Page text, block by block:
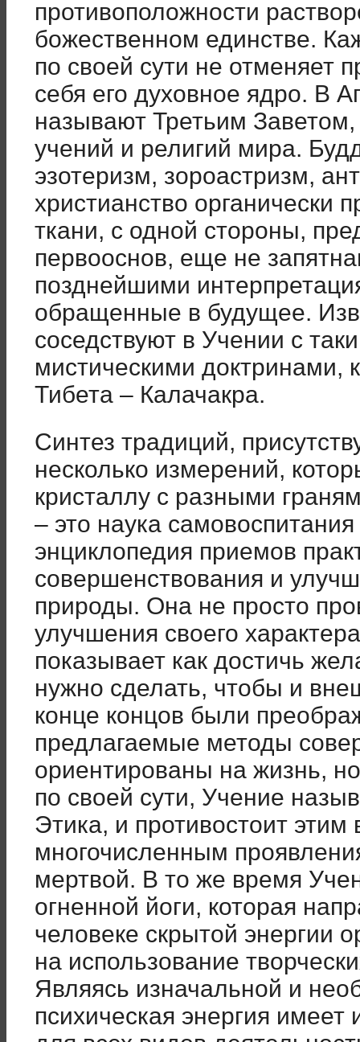
противоположности
божественном единстве.
по своей сути не отменяет
себя его духовное ядро. В
называют Третьим Заветом,
учений и религий мира.
эзотеризм, зороастризм,
христианство органически
ткани, с одной стороны,
первооснов, еще не
позднейшими
обращенные в будущее.
соседствуют в Учении с
мистическими доктринами,
Тибета – Калачакра.
Синтез традиций,
несколько измерений,
кристаллу с разными
– это наука
энциклопедия приемов
совершенствования и
природы. Она не просто
улучшения своего
показывает как достичь
нужно сделать, чтобы и
конце концов были
предлагаемые методы
ориентированы на жизнь,
по своей сути, Учение
Этика, и противостоит
многочисленным
мертвой. В то же время
огненной йоги, которая
человеке скрытой энергии
на использование
Являясь изначальной и
психическая энергия